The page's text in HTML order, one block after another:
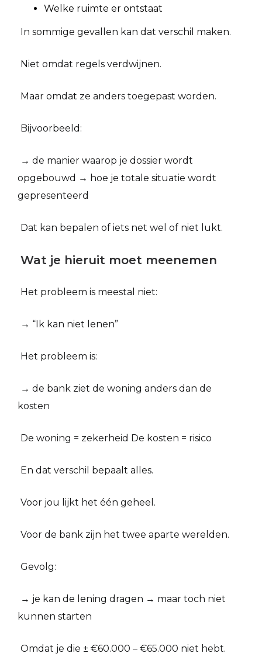
Welke ruimte er ontstaat
In sommige gevallen kan dat verschil maken.
Niet omdat regels verdwijnen.
Maar omdat ze anders toegepast worden.
Bijvoorbeeld:
→ de manier waarop je dossier wordt
opgebouwd → hoe je totale situatie wordt
gepresenteerd
Dat kan bepalen of iets net wel of niet lukt.
Wat je hieruit moet meenemen
Het probleem is meestal niet:
→ “Ik kan niet lenen”
Het probleem is:
→ de bank ziet de woning anders dan de
kosten
De woning = zekerheid De kosten = risico
En dat verschil bepaalt alles.
Voor jou lijkt het één geheel.
Voor de bank zijn het twee aparte werelden.
Gevolg:
→ je kan de lening dragen → maar toch niet
kunnen starten
Omdat je die ± €60.000 – €65.000 niet hebt.